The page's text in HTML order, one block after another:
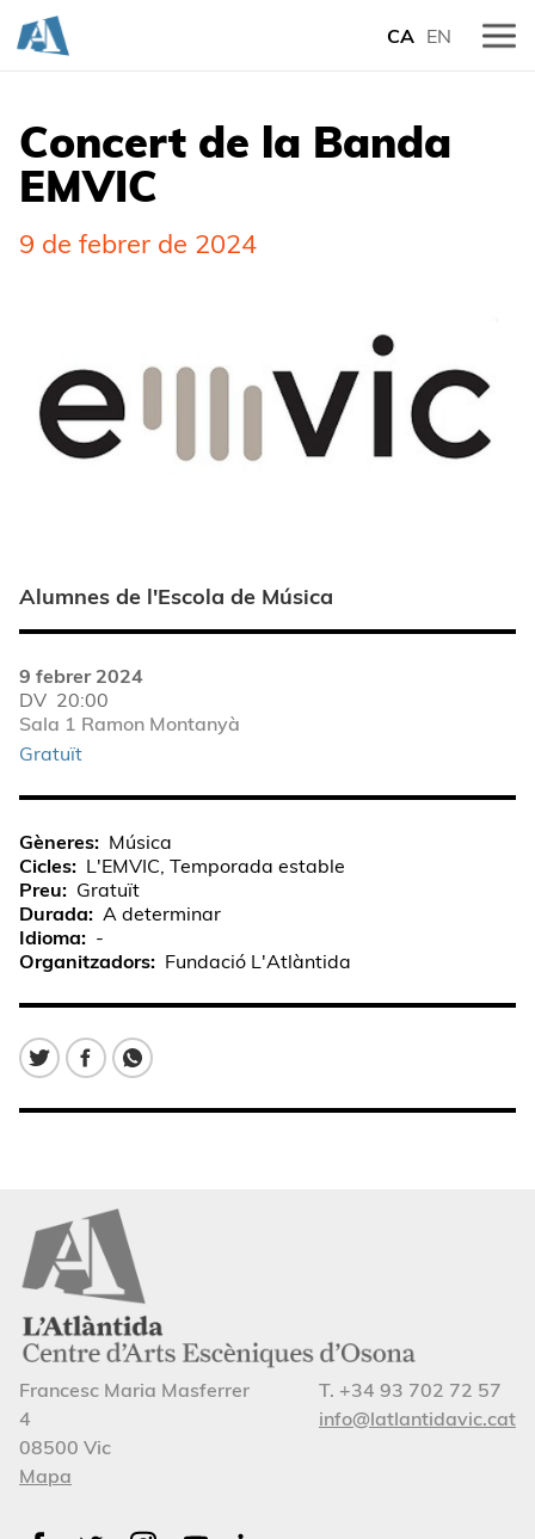
CA EN
Concert de la Banda
EMVIC
9 de febrer de 2024
Alumnes de l'Escola de Música
9 febrer 2024
DV 20:00
Sala 1 Ramon Montanyà
Gratuït
Gèneres
Música
Cicles
L'EMVIC, Temporada estable
Preu
Gratuït
Durada
A determinar
Idioma
-
Organitzadors
Fundació L'Atlàntida
Francesc Maria Masferrer
4
08500 Vic
Mapa
T. +34 93 702 72 57
info@latlantidavic.cat